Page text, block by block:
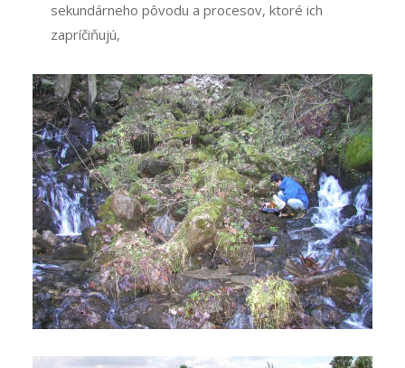
sekundárneho pôvodu a procesov, ktoré ich
zapríčiňujú,